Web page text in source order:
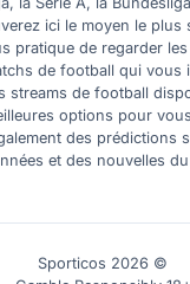
ici le moyen le plus
pratique de regarder
de football qui vous
streams de football
options pour
des prédictions
et des nouvelles
Sporticos 2026 ©